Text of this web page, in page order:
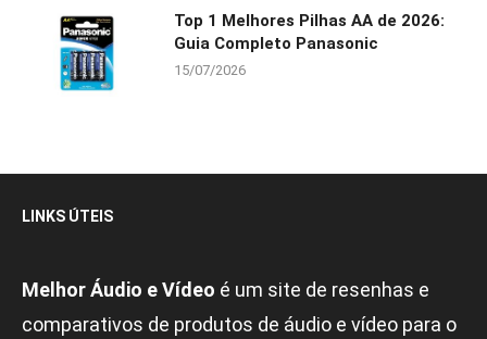
Top 1 Melhores Pilhas AA de 2026:
Guia Completo Panasonic
15/07/2026
LINKS ÚTEIS
Melhor Áudio e Vídeo é um site de resenhas e
comparativos de produtos de áudio e vídeo para o